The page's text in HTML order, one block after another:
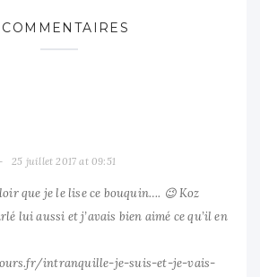
25 juillet 2017 at 09:51
que je le lise ce bouquin…. 😉 Koz
lui aussi et j’avais bien aimé ce qu’il en
intranquille-je-suis-et-je-vais-